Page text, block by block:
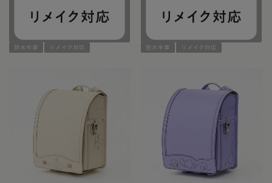
防水牛革 リメイク対応 防水牛革 リメイク対応